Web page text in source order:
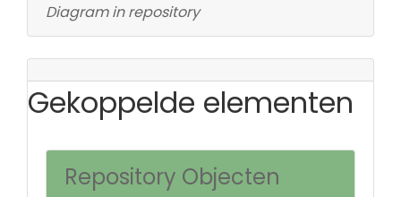
Diagram in repository
Gekoppelde elementen
Repository Objecten